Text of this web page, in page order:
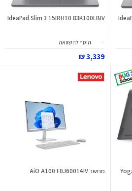
IdeaPad Slim 3 15IRH10 83K100LBIV
הוסף להשוואה
3,339 ₪
מחשב AiO A100 F0J60014IV